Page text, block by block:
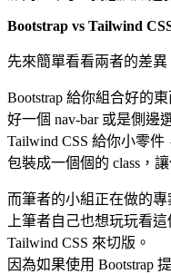
Bootstrap vs Tailwind
先來簡單看看兩者的差異
Bootstrap 給你組合好的
好一個 nav-bar 或是側邊
Tailwind CSS 給你小零
包裝成一個個的 class，
而筆者的小組正在做的
上筆者自己也想玩玩看
Tailwind CSS 來切版。
因為如果使用 Bootstrap